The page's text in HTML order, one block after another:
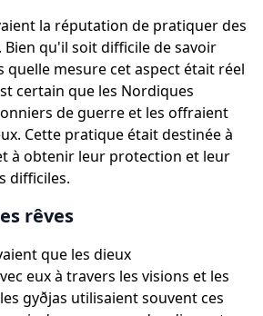
la réputation de pratiquer des
qu'il soit difficile de savoir
quelle mesure cet aspect était réel
certain que les Nordiques
de guerre et les offraient
Cette pratique était destinée à
à obtenir leur protection et leur
difficiles.
rêves
que les dieux
eux à travers les visions et les
gyðjas utilisaient souvent ces